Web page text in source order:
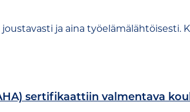
ja aina työelämälähtöisesti.
sertifikaattiin valmentava